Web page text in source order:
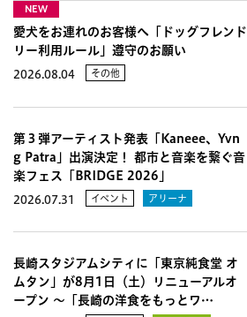
NEW
愛犬をお連れのお客様へ「ドッグフレンド
リー利用ルール」遵守のお願い
2026.08.04 その他
第３弾アーティスト発表「Kaneee、Yvn
g Patra」出演決定！ 都市と音楽を繋ぐ音
楽フェス「BRIDGE 2026」
2026.07.31 イベント アリーナ
長崎スタジアムシティに「東京純食堂 オ
ムタン」が8月1日（土）リニューアルオ
ープン 〜「長崎の洋食をもっとワ…